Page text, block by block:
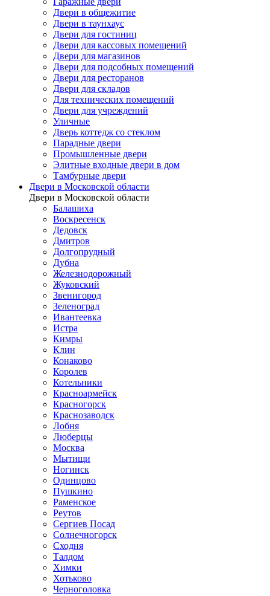
Двери в общежитие
Двери в таунхаус
Двери для гостиниц
Двери для кассовых помещений
Двери для магазинов
Двери для подсобных помещений
Двери для ресторанов
Двери для складов
Для технических помещений
Двери для учреждений
Уличные
Дверь коттедж со стеклом
Парадные двери
Промышленные двери
Элитные входные двери в дом
Тамбурные двери
Двери в Московской области
Двери в Московской области
Балашиха
Воскресенск
Дедовск
Дмитров
Долгопрудный
Дубна
Железнодорожный
Жуковский
Звенигород
Зеленоград
Ивантеевка
Истра
Кимры
Клин
Конаково
Королев
Котельники
Красноармейск
Красногорск
Краснозаводск
Лобня
Люберцы
Москва
Мытищи
Ногинск
Одинцово
Пушкино
Раменское
Реутов
Сергиев Посад
Солнечногорск
Сходня
Талдом
Химки
Хотьково
Черноголовка